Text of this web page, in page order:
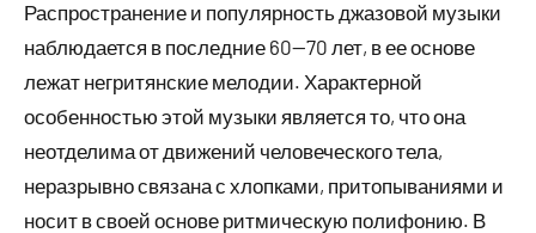
Распространение и популярность джазовой музыки
наблюдается в последние 60—70 лет, в ее основе
лежат негритянские мелодии. Характерной
особенностью этой музыки является то, что она
неотделима от движений человеческого тела,
неразрывно связана с хлопками, притопываниями и
носит в своей основе ритмическую полифонию. В